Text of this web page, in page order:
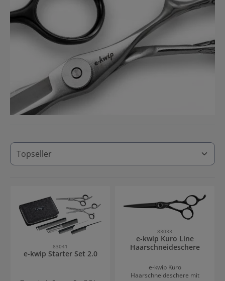
83041
e-kwip Starter Set 2.0
83033
e-kwip Kuro Line
Haarschneideschere
e-kwip Kuro
Haarschneideschere mit